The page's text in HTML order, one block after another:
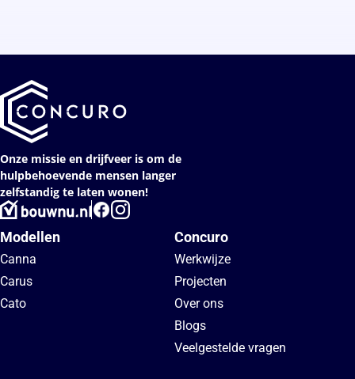
Onze missie en drijfveer is om de
hulpbehoevende mensen langer
zelfstandig te laten wonen!
Modellen
Canna
Carus
Cato
Concuro
Werkwijze
Projecten
Over ons
Blogs
Veelgestelde vragen